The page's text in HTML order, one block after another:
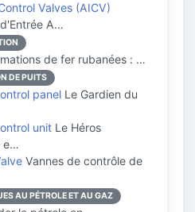
Valves (AICV)
A…
de fer rubanées : …
DE PUITS
panel Le Gardien du
unit Le Héros
e…
Vannes de contrôle de
AU PÉTROLE ET AU GAZ